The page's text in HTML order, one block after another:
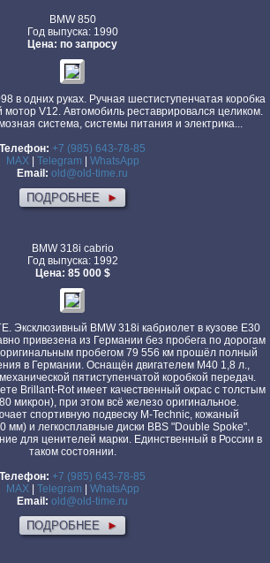
BMW 850
Год выпуска: 1990
Цена: по запросу
в одних руках. Ручная шестиступенчатая коробка
V12. Автомобиль реставрировался целиком.
система, системы питания и электрика...
Телефон: +7 (985) 643-78-85
MAX| Telegram
WhatsApp
Email: old@old-time.ru
ПОДРОБНЕЕ ►
BMW 318i cabrio
Год выпуска: 1992
Цена: 85 000 $
BMW 318i кабриолет в кузове E30
привезена из Германии без пробега по дорогам
пробегом 79 556 км прошёл полный
в Германии. Оснащён двигателем M40 1,8 л.,
пятиступенчатой коробкой передач.
Brillant-Rot имеет качественный окрас с толстым
микрон), при этом всё железо оригинальное.
спортивную подвеску M-Technic, кожаный
мм) и легкосплавные диски BBS "Double Spoke".
для ценителей марки. Единственный в России в
таком состоянии.
Телефон: +7 (985) 643-78-85
MAX| Telegram
WhatsApp
Email: old@old-time.ru
ПОДРОБНЕЕ ►